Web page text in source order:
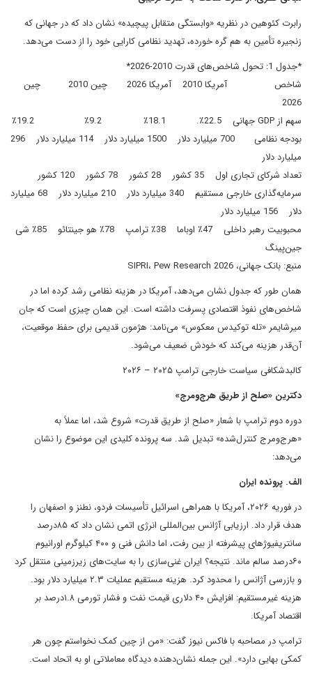
رابرت کئوهین در نظریه «وابستگی متقابل پیچیده» نشان داد که در جهانی که
زنجیره تأمین به هم گره خورده، تهدید نظامی کارایی خود را از دست می‌دهد.
*جدول 1: تحول شاخص‌های قدرت 2010-2026*
شاخص آمریکا 2010 آمریکا 2026 چین 2010 چین
2026
سهم از GDP جهانی 22.5٪. 18.1٪ 9.2٪ 19.2٪
بودجه نظامی 700 میلیارد دلار 1500 میلیارد دلار 114 میلیارد دلار 296
میلیارد دلار
تعداد شرکای تجاری اول 35 کشور 28 کشور 78 کشور 120 کشور
سرمایه‌گذاری خارجی مستقیم 340 میلیارد دلار 210 میلیارد دلار 68 میلیارد
دلار 156 میلیارد دلار
محبوبیت رهبر داخلی 47٪ اوباما 38٪ ترامپ 78٪ هو جینتائو 85٪ شی
جین‌پینگ
منبع: بانک جهانی، SIPRI، Pew Research 2026
همان طور که جدول نشان می‌دهد، آمریکا در هزینه نظامی رشد کرده اما در
شاخص‌های نفوذ اقتصادی پسرفت داشته است. این همان چیزی است که جان
میرشایمر «تله توکیدس معکوس» می‌نامد: هژمون قدیمی برای حفظ موقعیت،
آن‌قدر هزینه می‌کند که خودش ضعیف می‌شود.
کالبدشکافی سیاست خارجی ترامپ ۲۰۲۵ – ۲۰۲۶
دکترین «صلح از طریق هرج‌ومرج»
دوره دوم ترامپ با شعار «صلح از طریق قدرت» شروع شد، اما عملاً به
«هرج‌ومرج کنترل‌شده» تبدیل شد. سه پرونده کلیدی این موضوع را نشان
می‌دهد:
الف. پرونده ایران
در فوریه ۲۰۲۶، آمریکا با همراهی اسرائیل تأسیسات فردو، نطنز و اصفهان را
هدف قرار داد. ارزیابی آژانس بین‌المللی انرژی اتمی نشان داد که ۸۵درصد
سانتریفیوژهای پیشرفته از بین رفت، اما دانش فنی و ۴۰۰ کیلوگرم اورانیوم
۶۰درصد سالم ماند. نتیجه؟ ایران غنی‌سازی را به سایت‌های زیرزمینی منتقل کرد
و بازرسی آژانس را محدود کرد. هزینه مستقیم عملیات ۲.۳ میلیارد دلار بود.
هزینه غیرمستقیم: افزایش ۴۰ دلاری قیمت نفت و فشار تورمی ۱.۸درصد بر
اقتصاد آمریکا.
ترامپ در مصاحبه با فاکس نیوز گفت: «من از چین کمک نخواستم چون هر
کمکی بهایی دارد». این جمله نشان‌دهنده دیدگاه معاملاتی او به اتحاد است.